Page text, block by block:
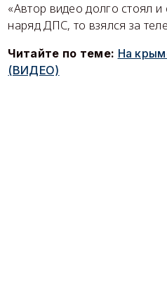
«Автор видео долго стоял
наряд ДПС, то взялся за
Читайте по теме: На
(ВИДЕО)